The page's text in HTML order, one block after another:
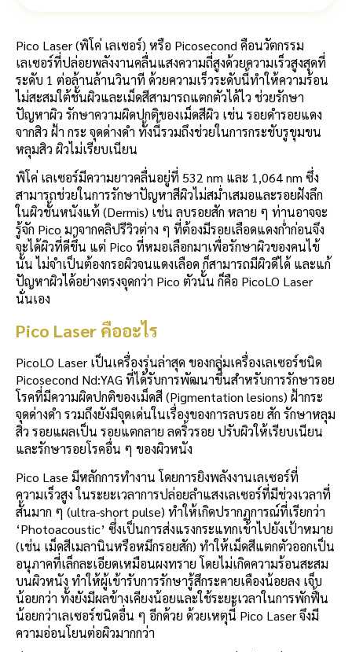
Pico Laser (พิโค่ เลเซอร์) หรือ Picosecond คือนวัตกรรม
เลเซอร์ที่ปล่อยพลังงานคลื่นแสงความถี่สูงด้วยความเร็วสูงสุดที่
ระดับ 1 ต่อล้านล้านวินาที ด้วยความเร็วระดับนี้ทำให้ความร้อน
ไม่สะสมใต้ชั้นผิวและเม็ดสีสามารถแตกตัวได้ไว ช่วยรักษา
ปัญหาผิว รักษาความผิดปกติของเม็ดสีผิว เช่น รอยดำรอยแดง
จากสิว ฝ้า กระ จุดด่างดำ ทั้งนี้รวมถึงช่วยในการกระชับรูขุมขน
หลุมสิว ผิวไม่เรียบเนียน
พิโค่ เลเซอร์มีความยาวคลื่นอยู่ที่ 532 nm และ 1,064 nm ซึ่ง
สามารถช่วยในการรักษาปัญหาสีผิวไม่สม่ำเสมอและรอยฝังลึก
ในผิวชั้นหนังแท้ (Dermis) เช่น ลบรอยสัก หลาย ๆ ท่านอาจจะ
รู้จัก Pico มาจากคลิปรีวิวต่าง ๆ ที่ต้องมีรอยเลือดแดงก่ำก่อนจึง
จะได้ผิวที่ดีขึ้น แต่ Pico ที่หมอเลือกมาเพื่อรักษาผิวของคนไข้
นั้น ไม่จำเป็นต้องกรอผิวจนแดงเลือด ก็สามารถมีผิวดีได้ และแก้
ปัญหาผิวได้อย่างตรงจุดกว่า Pico ตัวนั้น ก็คือ PicoLO Laser
นั่นเอง
Pico Laser คืออะไร
PicoLO Laser เป็นเครื่องรุ่นล่าสุด ของกลุ่มเครื่องเลเซอร์ชนิด
Picosecond Nd:YAG ที่ได้รับการพัฒนาขึ้นสำหรับการรักษารอย
โรคที่มีความผิดปกติของเม็ดสี (Pigmentation lesions) ฝ้ากระ
จุดด่างดํา รวมถึงยังมีจุดเด่นในเรื่องของการลบรอย สัก รักษาหลุม
สิว รอยแผลเป็น รอยแตกลาย ลดริ้วรอย ปรับผิวให้เรียบเนียน
และรักษารอยโรคอื่น ๆ ของผิวหนัง
Pico Lase มีหลักการทำงาน โดยการยิงพลังงานเลเซอร์ที่
ความเร็วสูง ในระยะเวลาการปล่อยลำแสงเลเซอร์ที่มีช่วงเวลาที่
สั้นมาก ๆ (ultra-short pulse) ทำให้เกิดปรากฏการณ์ที่เรียกว่า
‘Photoacoustic’ ซึ่งเป็นการส่งแรงกระแทกเข้าไปยังเป้าหมาย
(เช่น เม็ดสีเมลานินหรือหมึกรอยสัก) ทำให้เม็ดสีแตกตัวออกเป็น
อนุภาคที่เล็กละเอียดเหมือนผงทราย โดยไม่เกิดความร้อนสะสม
บนผิวหนัง ทำให้ผู้เข้ารับการรักษารู้สึกระคายเคืองน้อยลง เจ็บ
น้อยกว่า ทั้งยังมีผลข้างเคียงน้อยและใช้ระยะเวลาในการพักฟื้น
น้อยกว่าเลเซอร์ชนิดอื่น ๆ อีกด้วย ด้วยเหตุนี้ Pico Laser จึงมี
ความอ่อนโยนต่อผิวมากกว่า